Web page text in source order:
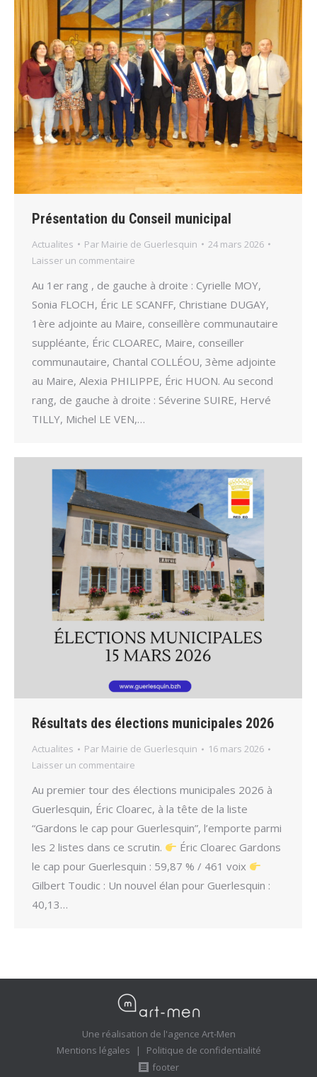
Présentation du Conseil municipal
Actualites Par Mairie de Guerlesquin
24 mars 2026
Laisser un commentaire
Au 1er rang , de gauche à droite : Cyrielle MOY,
Sonia FLOCH, Éric LE SCANFF, Christiane DUGAY,
1ère adjointe au Maire, conseillère communautaire
suppléante, Éric CLOAREC, Maire, conseiller
communautaire, Chantal COLLÉOU, 3ème adjointe
au Maire, Alexia PHILIPPE, Éric HUON. Au second
rang, de gauche à droite : Séverine SUIRE, Hervé
TILLY, Michel LE VEN,…
Résultats des élections municipales 2026
Actualites Par Mairie de Guerlesquin
16 mars 2026
Laisser un commentaire
Au premier tour des élections municipales 2026 à
Guerlesquin, Éric Cloarec, à la tête de la liste
“Gardons le cap pour Guerlesquin”, l’emporte parmi
les 2 listes dans ce scrutin.
Éric Cloarec Gardons
le cap pour Guerlesquin : 59,87 % / 461 voix
Gilbert Toudic : Un nouvel élan pour Guerlesquin :
40,13…
Une réalisation de l'agence Art-Men
Mentions légales
|
Politique de confidentialité
footer